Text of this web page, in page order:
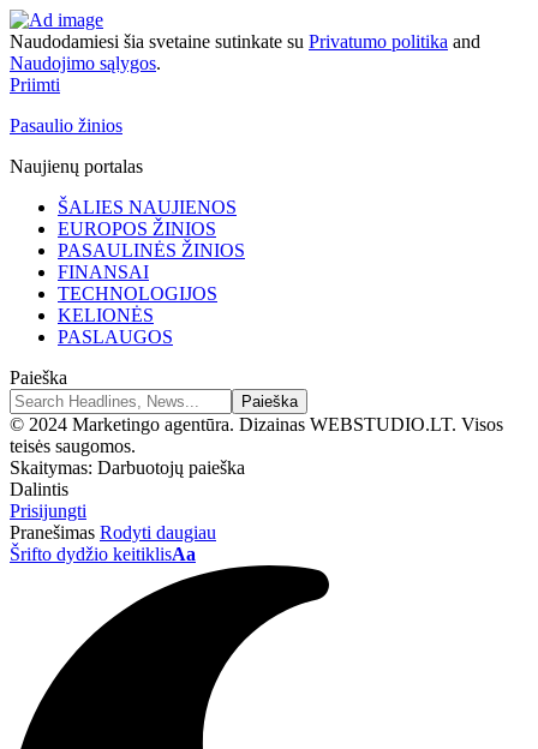
Naudodamiesi šia svetaine sutinkate su Privatumo politika and
Naudojimo sąlygos.
Priimti
Pasaulio žinios
Naujienų portalas
ŠALIES NAUJIENOS
EUROPOS ŽINIOS
PASAULINĖS ŽINIOS
FINANSAI
TECHNOLOGIJOS
KELIONĖS
PASLAUGOS
Paieška
© 2024 Marketingo agentūra. Dizainas WEBSTUDIO.LT. Visos
teisės saugomos.
Skaitymas: Darbuotojų paieška
Dalintis
Prisijungti
Pranešimas Rodyti daugiau
Šrifto dydžio keitiklisAa